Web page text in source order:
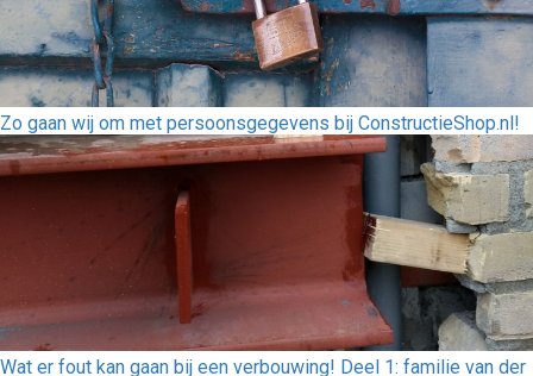
Zo gaan wij om met persoonsgegevens bij ConstructieShop.nl!
Wat er fout kan gaan bij een verbouwing! Deel 1: familie van der